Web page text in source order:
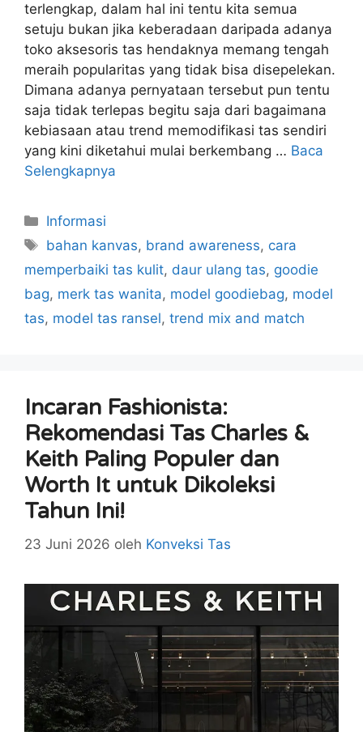
terlengkap, dalam hal ini tentu kita semua
setuju bukan jika keberadaan daripada adanya
toko aksesoris tas hendaknya memang tengah
meraih popularitas yang tidak bisa disepelekan.
Dimana adanya pernyataan tersebut pun tentu
saja tidak terlepas begitu saja dari bagaimana
kebiasaan atau trend memodifikasi tas sendiri
yang kini diketahui mulai berkembang … Baca
Selengkapnya
Kategori
Informasi
Tag
bahan kanvas, brand awareness, cara
memperbaiki tas kulit, daur ulang tas, goodie
bag, merk tas wanita, model goodiebag, model
tas, model tas ransel, trend mix and match
Incaran Fashionista:
Rekomendasi Tas Charles &
Keith Paling Populer dan
Worth It untuk Dikoleksi
Tahun Ini!
23 Juni 2026 oleh Konveksi Tas